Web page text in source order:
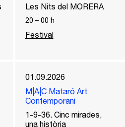
Les Nits del MORERA
20 – 00 h
Festival
01.09.2026
M|A|C Mataró Art
Contemporani
1-9-36. Cinc mirades,
una història